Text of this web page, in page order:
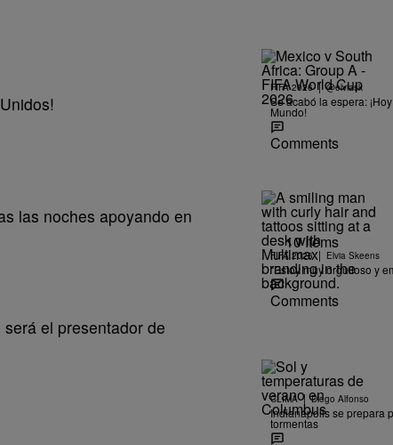
las noches apoyando en
el presentador de
FIFA 2026 | @elviask
Se acabó la espera:
Mundo!
Comments
10 Items
FIFA 2026 | Elvia Skeens
“Estoy muy orgulloso y
Comments
CLIMA | Diego Alfonso
Indianápolis se prepara
tormentas